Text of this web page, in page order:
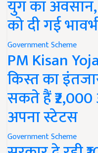
युग का अवसान,
को दी गई
Government Scheme
PM Kisan
किस्त का
सकते हैं
अपना स्टेटस
Government Scheme